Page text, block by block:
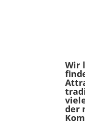
Wir
der